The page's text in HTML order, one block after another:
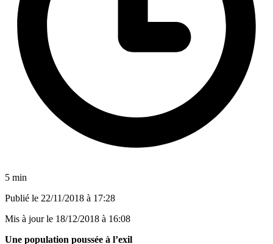
5 min
Publié le 22/11/2018 à 17:28
Mis à jour le 18/12/2018 à 16:08
Une population poussée à l’exil